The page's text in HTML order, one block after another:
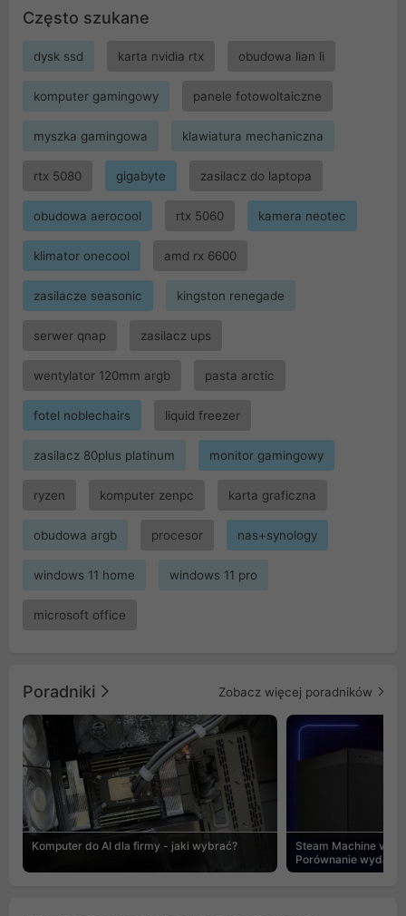
Często szukane
dysk ssd karta nvidia rtx obudowa lian li
komputer gamingowy panele fotowoltaiczne
myszka gamingowa klawiatura mechaniczna
rtx 5080 gigabyte zasilacz do laptopa
obudowa aerocool rtx 5060 kamera neotec
klimator onecool amd rx 6600
zasilacze seasonic kingston renegade
serwer qnap zasilacz ups
wentylator 120mm argb pasta arctic
fotel noblechairs liquid freezer
zasilacz 80plus platinum monitor gamingowy
ryzen komputer zenpc karta graficzna
obudowa argb procesor nas+synology
windows 11 home windows 11 pro
microsoft office
Poradniki Zobacz więcej poradników
Komputer do AI dla firmy - jaki wybrać?
Steam Machine vs
Porównanie